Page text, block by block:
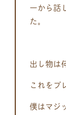
一から話
た。
出し物は
これをプ
僕はマジ